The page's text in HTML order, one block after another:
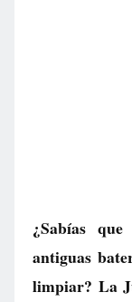
¿Sabías
antiguas
limpiar? La